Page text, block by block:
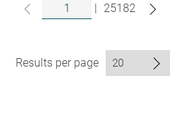
| 25182
Results per page